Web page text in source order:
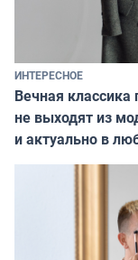
ИНТЕРЕСНОЕ
Вечная
не выходят из
и актуально в